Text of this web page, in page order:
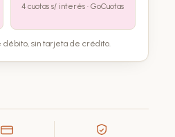
4 cuotas s/ interés · GoCuotas
débito, sin tarjeta de crédito.